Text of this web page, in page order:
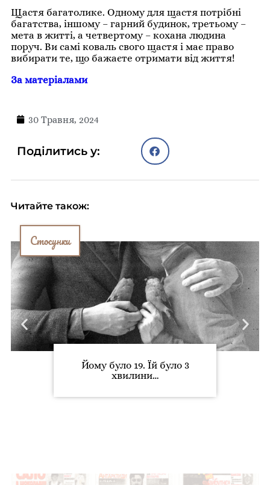
Щастя багатолике. Одному для щастя потрібні
багатства, іншому – гарний будинок, третьому –
мета в житті, а четвертому – кохана людина
поруч. Ви самі коваль свого щастя і має право
вибирати те, що бажаєте отримати від життя!
За матеріалами
30 Травня, 2024
Поділитись у:
Читайте також:
Стосунки
Йому було 19. Їй було 3
хвилини…